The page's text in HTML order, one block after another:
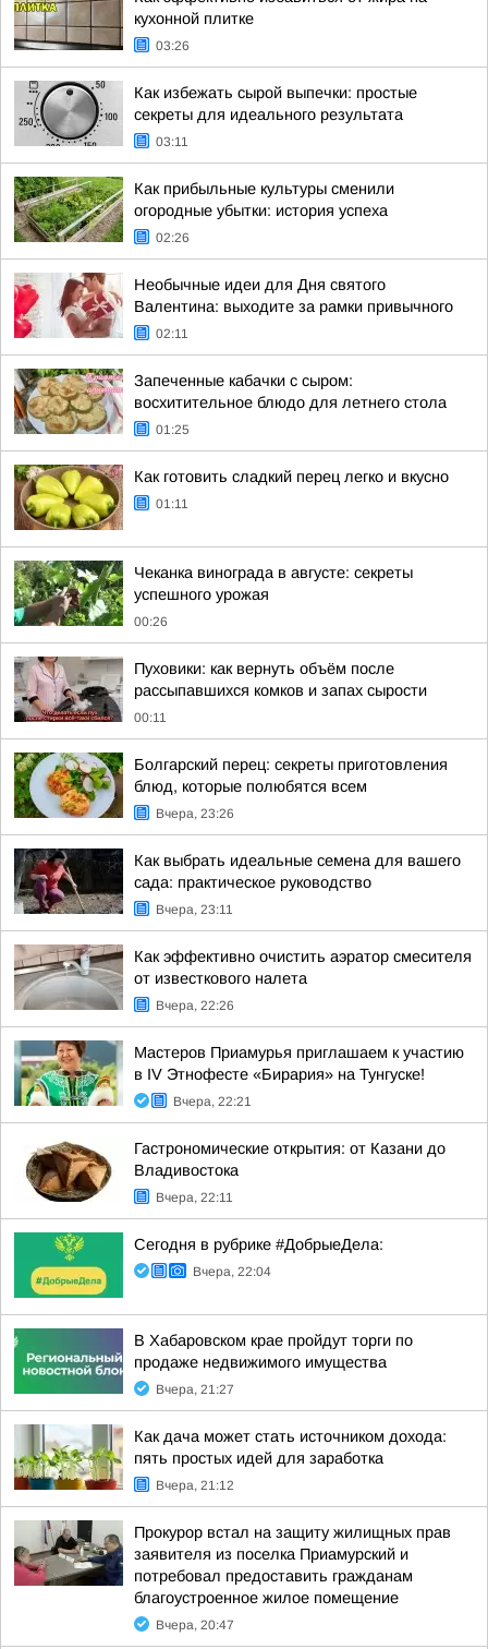
кухонной плитке
03:26
Как избежать сырой выпечки: простые
секреты для идеального результата
03:11
Как прибыльные культуры сменили
огородные убытки: история успеха
02:26
Необычные идеи для Дня святого
Валентина: выходите за рамки привычного
02:11
Запеченные кабачки с сыром:
восхитительное блюдо для летнего стола
01:25
Как готовить сладкий перец легко и вкусно
01:11
Чеканка винограда в августе: секреты
успешного урожая
00:26
Пуховики: как вернуть объём после
рассыпавшихся комков и запах сырости
00:11
Болгарский перец: секреты приготовления
блюд, которые полюбятся всем
Вчера, 23:26
Как выбрать идеальные семена для вашего
сада: практическое руководство
Вчера, 23:11
Как эффективно очистить аэратор смесителя
от известкового налета
Вчера, 22:26
Мастеров Приамурья приглашаем к участию
в IV Этнофесте «Бирария» на Тунгуске!
Вчера, 22:21
Гастрономические открытия: от Казани до
Владивостока
Вчера, 22:11
Сегодня в рубрике #ДобрыеДела:
Вчера, 22:04
В Хабаровском крае пройдут торги по
продаже недвижимого имущества
Вчера, 21:27
Как дача может стать источником дохода:
пять простых идей для заработка
Вчера, 21:12
Прокурор встал на защиту жилищных прав
заявителя из поселка Приамурский и
потребовал предоставить гражданам
благоустроенное жилое помещение
Вчера, 20:47